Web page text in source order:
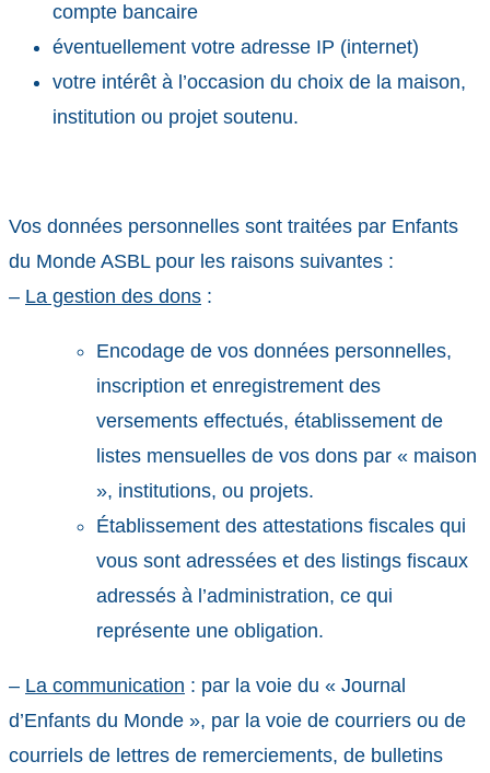
compte bancaire
éventuellement votre adresse IP (internet)
votre intérêt à l’occasion du choix de la maison,
institution ou projet soutenu.
Vos données personnelles sont traitées par Enfants
du Monde ASBL pour les raisons suivantes :
– La gestion des dons :
Encodage de vos données personnelles,
inscription et enregistrement des
versements effectués, établissement de
listes mensuelles de vos dons par « maison
», institutions, ou projets.
Établissement des attestations fiscales qui
vous sont adressées et des listings fiscaux
adressés à l’administration, ce qui
représente une obligation.
– La communication : par la voie du « Journal
d’Enfants du Monde », par la voie de courriers ou de
courriels de lettres de remerciements, de bulletins